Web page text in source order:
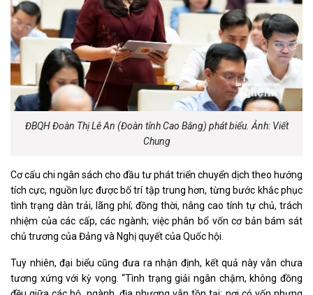
ĐBQH Đoàn Thị Lê An (Đoàn tỉnh Cao Bằng) phát biểu. Ảnh: Viết
Chung
Cơ cấu chi ngân sách cho đầu tư phát triển chuyển dịch theo hướng
tích cực, nguồn lực được bố trí tập trung hơn, từng bước khắc phục
tình trạng dàn trải, lãng phí; đồng thời, nâng cao tính tự chủ, trách
nhiệm của các cấp, các ngành; việc phân bổ vốn cơ bản bám sát
chủ trương của Đảng và Nghị quyết của Quốc hội.
Tuy nhiên, đại biểu cũng đưa ra nhận định, kết quả này vẫn chưa
tương xứng với kỳ vọng. “Tình trạng giải ngân chậm, không đồng